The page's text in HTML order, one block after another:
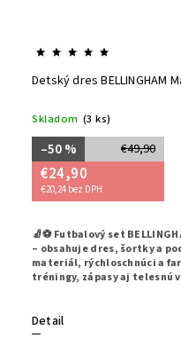
Detský dres BELLINGHAM
Skladom (3 ks)
€49,90
–50 %
€24,90
€20,24 bez DPH
Detail
🧦⚽ Futbalový set
– obsahuje dres, šortky a
materiál, rýchloschnúci a
tréningy, zápasy aj telesnú